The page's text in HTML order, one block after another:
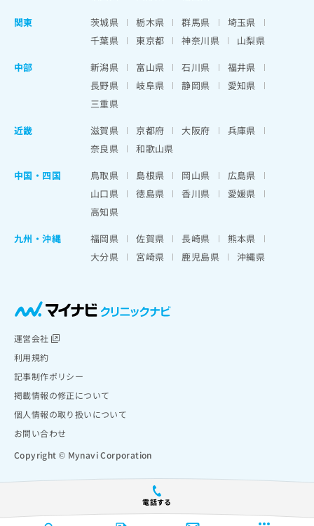
電話する
関東
茨城県 栃木県 群馬県
埼玉県
千葉県
東京都 神奈川県
山梨県
中部
新潟県 富山県 石川県
福井県
長野県
岐阜県 静岡県
愛知県
三重県
近畿
滋賀県 京都府 大阪府
兵庫県
奈良県
和歌山県
中国・四国
鳥取県 島根県 岡山県
広島県
山口県
徳島県 香川県
愛媛県
高知県
九州・沖縄
福岡県 佐賀県 長崎県
熊本県
大分県
宮崎県 鹿児島県 沖縄県
運営会社
利用規約
記事制作ポリシー
掲載情報の修正について
個人情報の取り扱いについて
お問い合わせ
Copyright © Mynavi Corporation